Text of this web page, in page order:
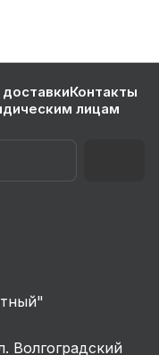
Контакты
лицам
Волгоградский